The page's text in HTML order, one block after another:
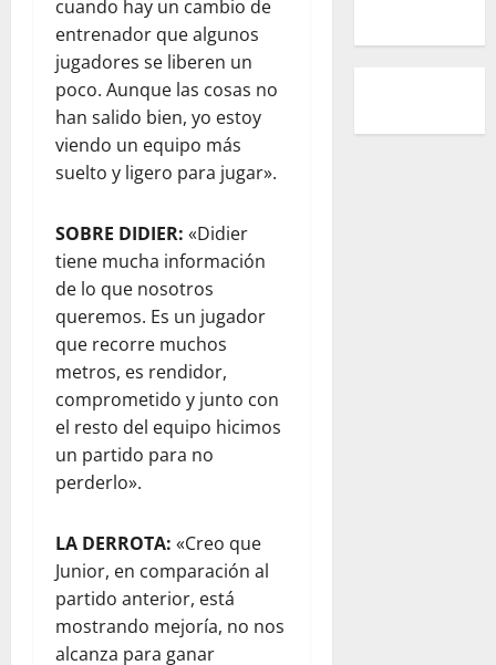
cuando hay un cambio de
entrenador que algunos
jugadores se liberen un
poco. Aunque las cosas no
han salido bien, yo estoy
viendo un equipo más
suelto y ligero para jugar».
SOBRE DIDIER: «Didier
tiene mucha información
de lo que nosotros
queremos. Es un jugador
que recorre muchos
metros, es rendidor,
comprometido y junto con
el resto del equipo hicimos
un partido para no
perderlo».
LA DERROTA: «Creo que
Junior, en comparación al
partido anterior, está
mostrando mejoría, no nos
alcanza para ganar